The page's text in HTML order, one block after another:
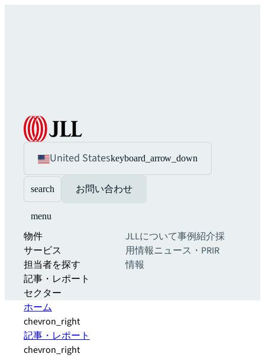
United Stateskeyboard_arrow_down
search お問い合わせ
menu
物件
サービス
担当者を探す
記事・レポート
セクター
JLLについて事例紹介採
用情報ニュース・PRIR
情報
ホーム
chevron_right
記事・レポート
chevron_right